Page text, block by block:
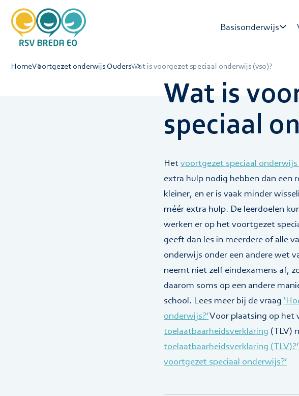
Basisonderwijs
HomeVoortgezet onderwijs OudersWat is voorgezet speciaal onderwijs (vso)?
Wat is
speciaal
Hetvoortgezet speciaal onderwijs
extra hulp nodig hebben dan een
kleiner, en er is vaak minder
méér extra hulp. De leerdoelen
werken er op het voortgezet
geeft dan les in meerdere of alle
onderwijs onder een andere wet
neemt niet zelf eindexamens af,
daarom soms op een andere
school. Lees meer bij de vraag
onderwijs?’Voor plaatsing op het
toelaatbaarheidsverklaring (TLV)
toelaatbaarheidsverklaring (TLV)?’
voortgezet speciaal onderwijs?’